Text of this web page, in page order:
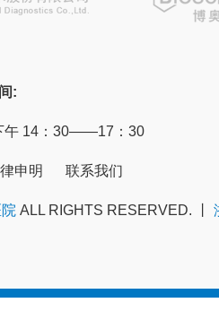
:
午 14：30——17：30
申明 联系我们
ALL RIGHTS RESERVED. 丨